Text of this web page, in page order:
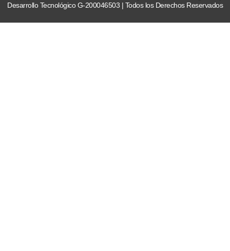
Desarrollo Tecnológico G-200046503 | Todos los Derechos Reservados